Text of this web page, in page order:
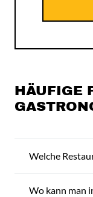
HÄUFIGE
Welche
Wo kann man